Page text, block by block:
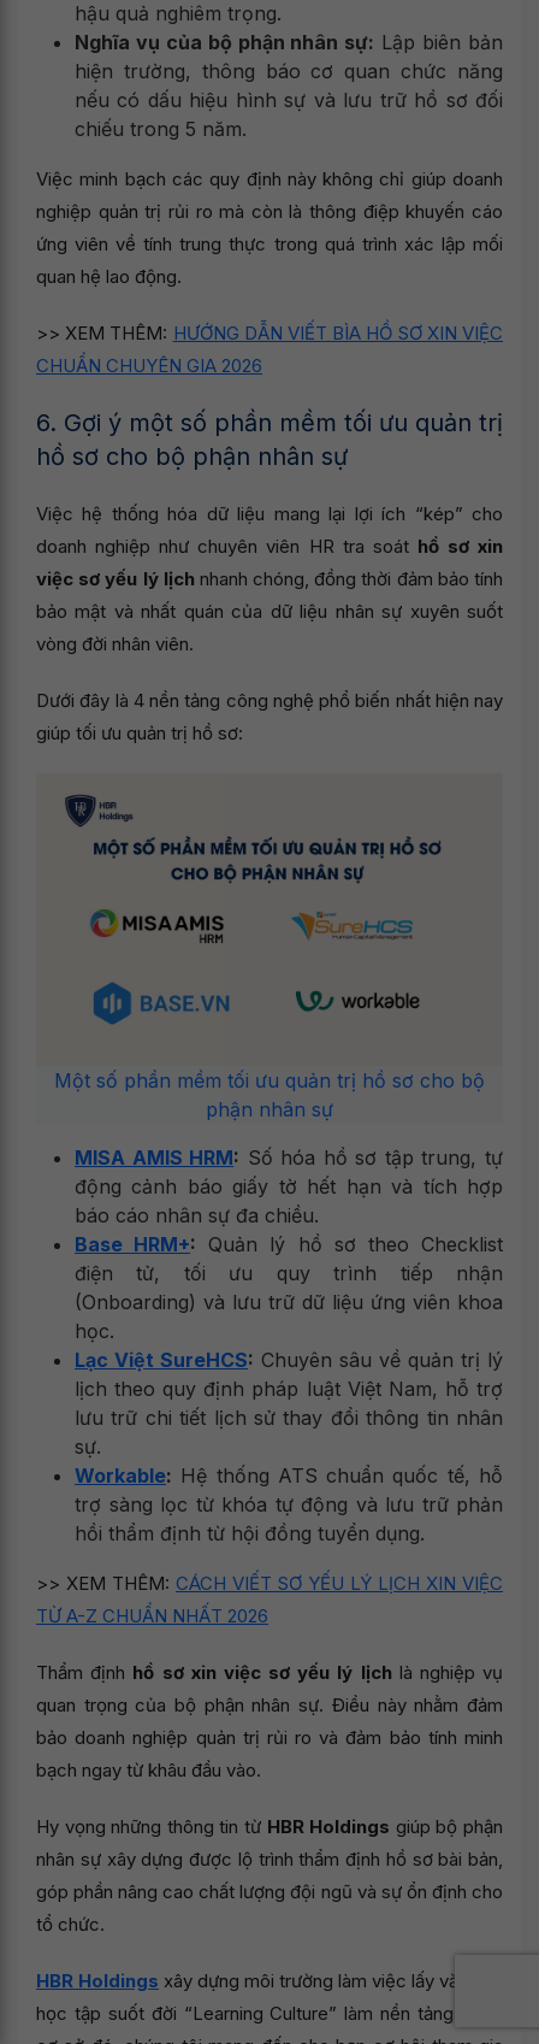
hậu quả nghiêm trọng.
Nghĩa vụ của bộ phận nhân sự: Lập biên bản
hiện trường, thông báo cơ quan chức năng
nếu có dấu hiệu hình sự và lưu trữ hồ sơ đối
chiếu trong 5 năm.
Việc minh bạch các quy định này không chỉ giúp doanh
nghiệp quản trị rủi ro mà còn là thông điệp khuyến cáo
ứng viên về tính trung thực trong quá trình xác lập mối
quan hệ lao động.
>> XEM THÊM: HƯỚNG DẪN VIẾT BÌA HỒ SƠ XIN VIỆC
CHUẨN CHUYÊN GIA 2026
6. Gợi ý một số phần mềm tối ưu quản trị
hồ sơ cho bộ phận nhân sự
Việc hệ thống hóa dữ liệu mang lại lợi ích “kép” cho
doanh nghiệp như chuyên viên HR tra soát hồ sơ xin
việc sơ yếu lý lịch nhanh chóng, đồng thời đảm bảo tính
bảo mật và nhất quán của dữ liệu nhân sự xuyên suốt
vòng đời nhân viên.
Dưới đây là 4 nền tảng công nghệ phổ biến nhất hiện nay
giúp tối ưu quản trị hồ sơ:
Một số phần mềm tối ưu quản trị hồ sơ cho bộ
phận nhân sự
MISA AMIS HRM: Số hóa hồ sơ tập trung, tự
động cảnh báo giấy tờ hết hạn và tích hợp
báo cáo nhân sự đa chiều.
Base HRM+: Quản lý hồ sơ theo Checklist
điện tử, tối ưu quy trình tiếp nhận
(Onboarding) và lưu trữ dữ liệu ứng viên khoa
học.
Lạc Việt SureHCS: Chuyên sâu về quản trị lý
lịch theo quy định pháp luật Việt Nam, hỗ trợ
lưu trữ chi tiết lịch sử thay đổi thông tin nhân
sự.
Workable: Hệ thống ATS chuẩn quốc tế, hỗ
trợ sàng lọc từ khóa tự động và lưu trữ phản
hồi thẩm định từ hội đồng tuyển dụng.
>> XEM THÊM: CÁCH VIẾT SƠ YẾU LÝ LỊCH XIN VIỆC
TỪ A-Z CHUẨN NHẤT 2026
Thẩm định hồ sơ xin việc sơ yếu lý lịch là nghiệp vụ
quan trọng của bộ phận nhân sự. Điều này nhằm đảm
bảo doanh nghiệp quản trị rủi ro và đảm bảo tính minh
bạch ngay từ khâu đầu vào.
Hy vọng những thông tin từ HBR Holdings giúp bộ phận
nhân sự xây dựng được lộ trình thẩm định hồ sơ bài bản,
góp phần nâng cao chất lượng đội ngũ và sự ổn định cho
tổ chức.
HBR Holdings xây dựng môi trường làm việc lấy văn hóa
học tập suốt đời “Learning Culture” làm nền tảng. Trên